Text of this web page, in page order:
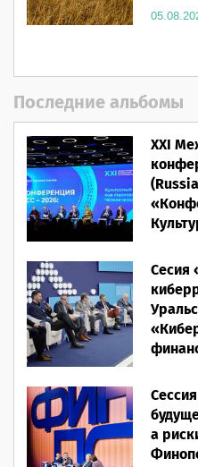
Последние альбомы
XXI
Сесия
а